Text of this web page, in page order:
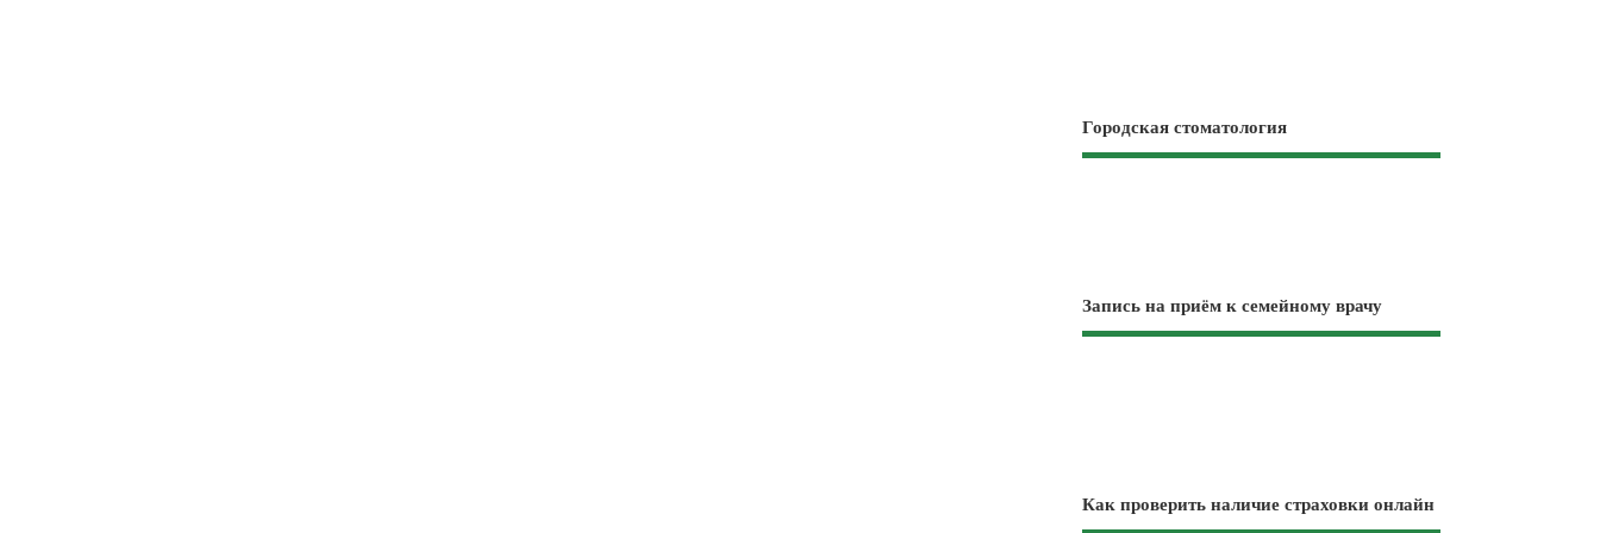
Городская стоматология
Запись на приём к семейному врачу
Как проверить наличие страховки онлайн